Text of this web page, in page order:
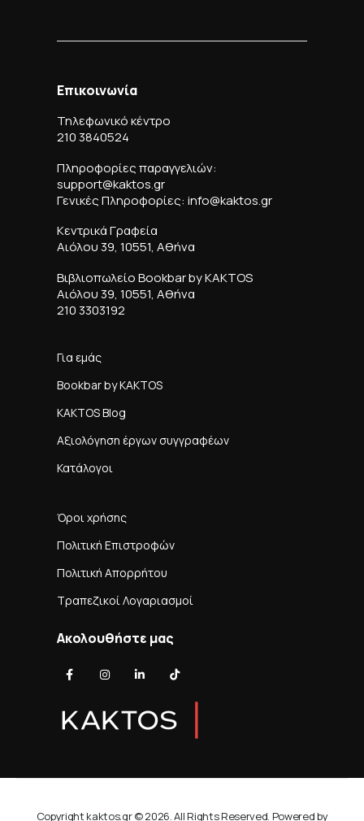
Επικοινωνία
Τηλεφωνικό κέντρο
210 3840524
Πληροφορίες παραγγελιών:
support@kaktos.gr
Γενικές Πληροφορίες: info@kaktos.gr
Κεντρικά Γραφεία
Αιόλου 39, 10551, Αθήνα
Βιβλιοπωλείο Bookbar by KAKTOS
Αιόλου 39, 10551, Αθήνα
210 3303192
Για εμάς
Bookbar by KAKTOS
KAKTOS Blog
Αξιολόγηση έργων συγγραφέων
Κατάλογοι
Όροι χρήσης
Πολιτική Επιστροφών
Πολιτική Απορρήτου
Τραπεζικοί Λογαριασμοί
Ακολουθήστε μας
Copyright kaktos.gr © 2026. All Rights Reserved. Powered by